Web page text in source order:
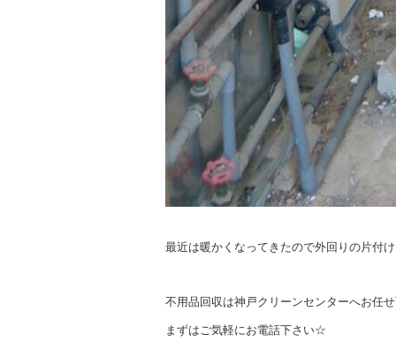
最近は暖かくなってきたので外回りの片付
不用品回収は神戸クリーンセンターへお任
まずはご気軽にお電話下さい☆